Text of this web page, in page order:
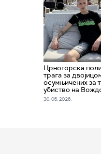
Црногорска
трага за
осумњичених за
убиство на
30. 06. 2026.